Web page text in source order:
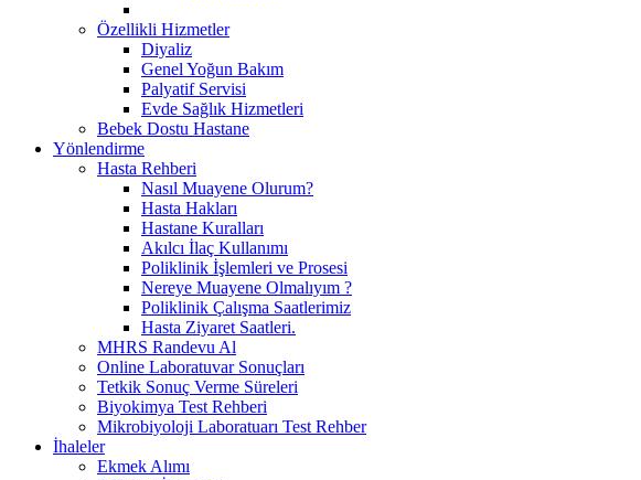
Özellikli Hizmetler
Diyaliz
Genel Yoğun Bakım
Palyatif Servisi
Evde Sağlık Hizmetleri
Bebek Dostu Hastane
Yönlendirme
Hasta Rehberi
Nasıl Muayene Olurum?
Hasta Hakları
Hastane Kuralları
Akılcı İlaç Kullanımı
Poliklinik İşlemleri ve Prosesi
Nereye Muayene Olmalıyım ?
Poliklinik Çalışma Saatlerimiz
Hasta Ziyaret Saatleri.
MHRS Randevu Al
Online Laboratuvar Sonuçları
Tetkik Sonuç Verme Süreleri
Biyokimya Test Rehberi
Mikrobiyoloji Laboratuarı Test Rehber
İhaleler
Ekmek Alımı